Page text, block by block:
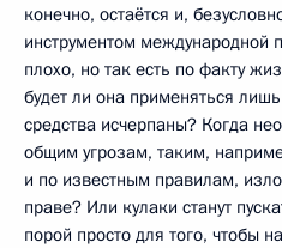
конечно, остаётся и,
инструментом международной
плохо, но так есть по факту
будет ли она применяться
средства исчерпаны? Когда
общим угрозам, таким,
и по известным правилам,
праве? Или кулаки станут
порой просто для того, чтобы